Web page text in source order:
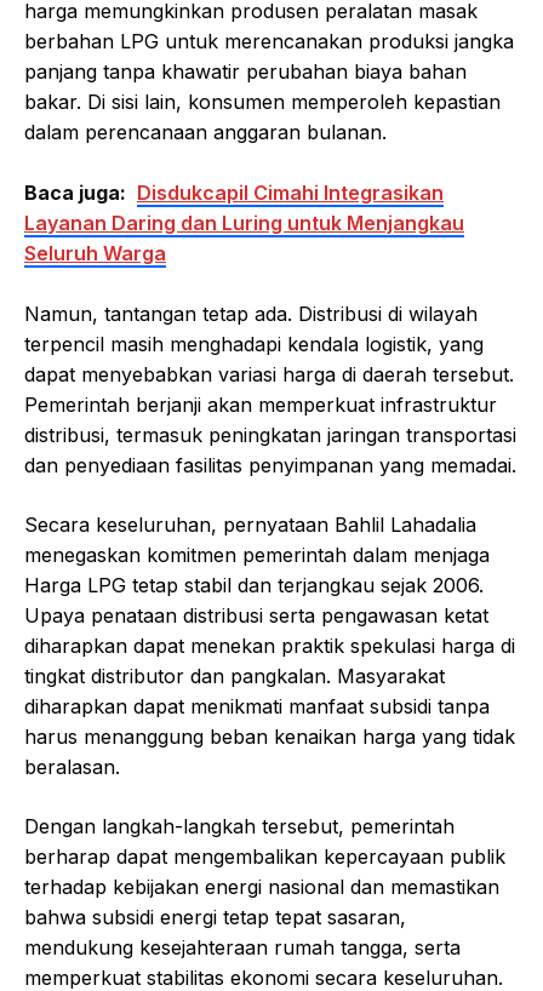
harga memungkinkan produsen peralatan masak
berbahan LPG untuk merencanakan produksi jangka
panjang tanpa khawatir perubahan biaya bahan
bakar. Di sisi lain, konsumen memperoleh kepastian
dalam perencanaan anggaran bulanan.
Baca juga: Disdukcapil Cimahi Integrasikan
Layanan Daring dan Luring untuk Menjangkau
Seluruh Warga
Namun, tantangan tetap ada. Distribusi di wilayah
terpencil masih menghadapi kendala logistik, yang
dapat menyebabkan variasi harga di daerah tersebut.
Pemerintah berjanji akan memperkuat infrastruktur
distribusi, termasuk peningkatan jaringan transportasi
dan penyediaan fasilitas penyimpanan yang memadai.
Secara keseluruhan, pernyataan Bahlil Lahadalia
menegaskan komitmen pemerintah dalam menjaga
Harga LPG tetap stabil dan terjangkau sejak 2006.
Upaya penataan distribusi serta pengawasan ketat
diharapkan dapat menekan praktik spekulasi harga di
tingkat distributor dan pangkalan. Masyarakat
diharapkan dapat menikmati manfaat subsidi tanpa
harus menanggung beban kenaikan harga yang tidak
beralasan.
Dengan langkah-langkah tersebut, pemerintah
berharap dapat mengembalikan kepercayaan publik
terhadap kebijakan energi nasional dan memastikan
bahwa subsidi energi tetap tepat sasaran,
mendukung kesejahteraan rumah tangga, serta
memperkuat stabilitas ekonomi secara keseluruhan.